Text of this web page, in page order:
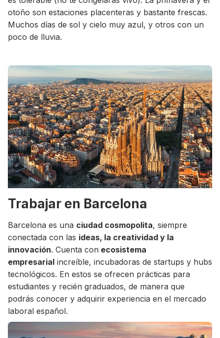
otoño son estaciones placenteras y bastante frescas.
Muchos días de sol y cielo muy azul, y otros con un
poco de lluvia.
Trabajar en Barcelona
Barcelona es una ciudad cosmopolita, siempre
conectada con las ideas, la creatividad y la
innovación. Cuenta con ecosistema
empresarial increíble, incubadoras de startups y hubs
tecnológicos. En estos se ofrecen prácticas para
estudiantes y recién graduados, de manera que
podrás conocer y adquirir experiencia en el mercado
laboral español.